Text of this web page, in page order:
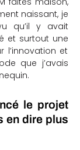
naissant, je
qu’il y avait
et surtout une
l’innovation et
que j’avais
le projet
en dire plus